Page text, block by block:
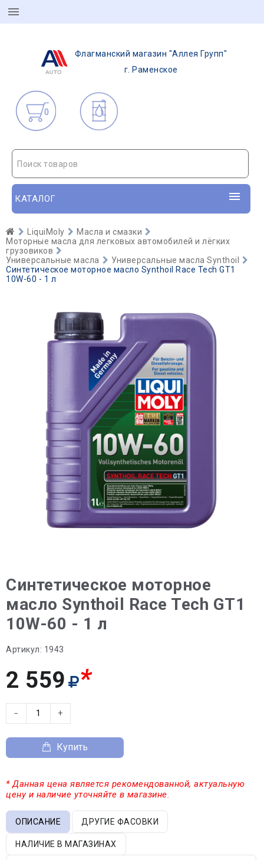
Флагманский магазин "Аллея Групп"
г. Раменское
0
Поиск товаров
КАТАЛОГ
LiquiMoly
Масла и смазки
Моторные масла для легковых автомобилей и лёгких
грузовиков
Универсальные масла
Универсальные масла Synthoil
Синтетическое моторное масло Synthoil Race Tech GT1
10W-60 - 1 л
Синтетическое моторное
масло Synthoil Race Tech GT1
10W-60 - 1 л
Артикул: 1943
2 559 *
− +
Купить
* Данная цена является рекомендованной, актуальную
цену и наличие уточняйте в магазине.
ОПИСАНИЕ ДРУГИЕ ФАСОВКИ
НАЛИЧИЕ В МАГАЗИНАХ